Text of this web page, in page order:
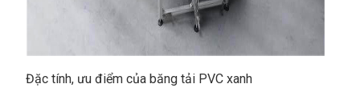
Đặc tính, ưu điểm của băng tải PVC xanh